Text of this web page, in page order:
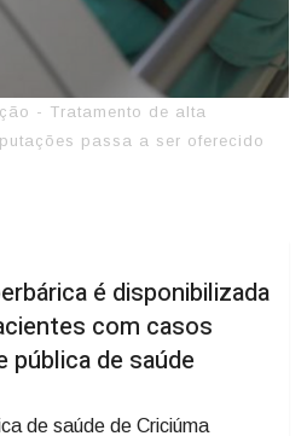
- Tratamento de alta
passa a ser oferecido
é disponibilizada
com casos
pública de saúde
de saúde de Criciúma